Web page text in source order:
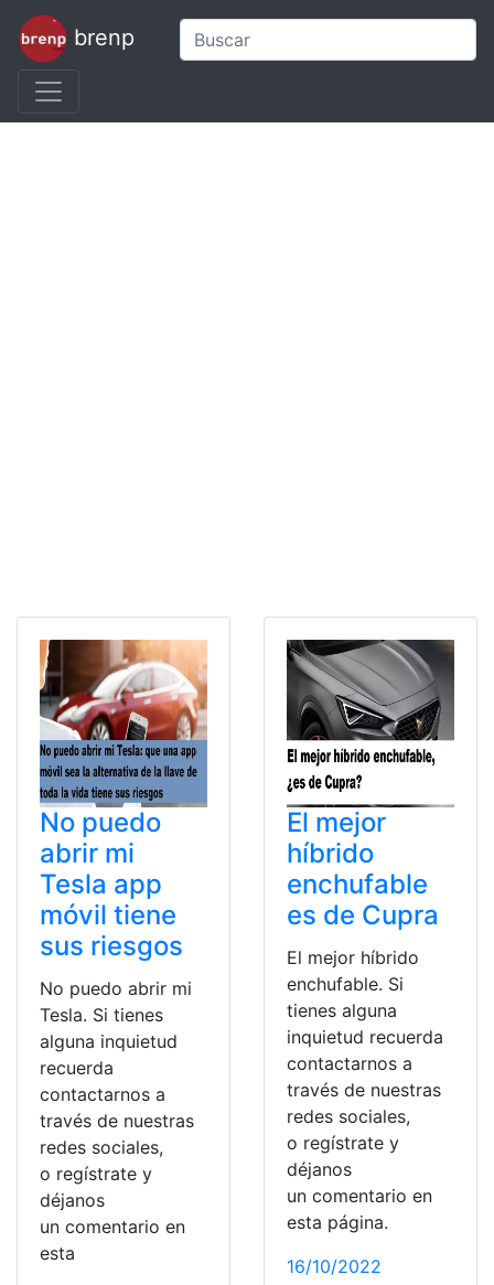
brenp
No puedo
abrir mi
Tesla app
móvil tiene
sus riesgos
No puedo abrir mi
Tesla. Si tienes
alguna inquietud
recuerda
contactarnos a
través de nuestras
redes sociales,
o regístrate y
déjanos
un comentario en
esta
El mejor
híbrido
enchufable
es de Cupra
El mejor híbrido
enchufable. Si
tienes alguna
inquietud recuerda
contactarnos a
través de nuestras
redes sociales,
o regístrate y
déjanos
un comentario en
esta página.
16/10/2022